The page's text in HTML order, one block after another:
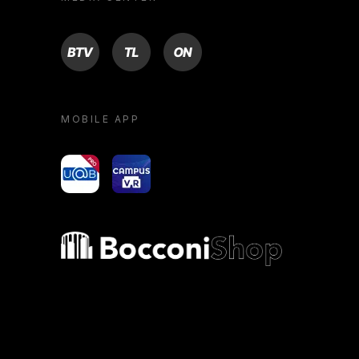
BTV TL ON
MOBILE APP
yoU@B Campus VR
Bocconi shop